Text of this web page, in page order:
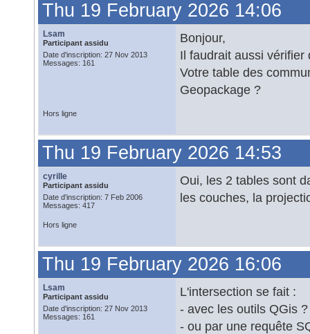
Thu 19 February 2026 14:06
Lsam
Participant assidu
Date d'inscription: 27 Nov 2013
Messages: 161
Bonjour,
Il faudrait aussi
Votre table des
Geopackage ?
Hors ligne
Thu 19 February 2026 14:53
cyrille
Participant assidu
Date d'inscription: 7 Feb 2006
Messages: 417
Oui, les 2 tables sont
les couches, la
Hors ligne
Thu 19 February 2026 16:06
Lsam
Participant assidu
Date d'inscription: 27 Nov 2013
Messages: 161
L'intersection se fait :
- avec les outils QGis ?
- ou par une requête